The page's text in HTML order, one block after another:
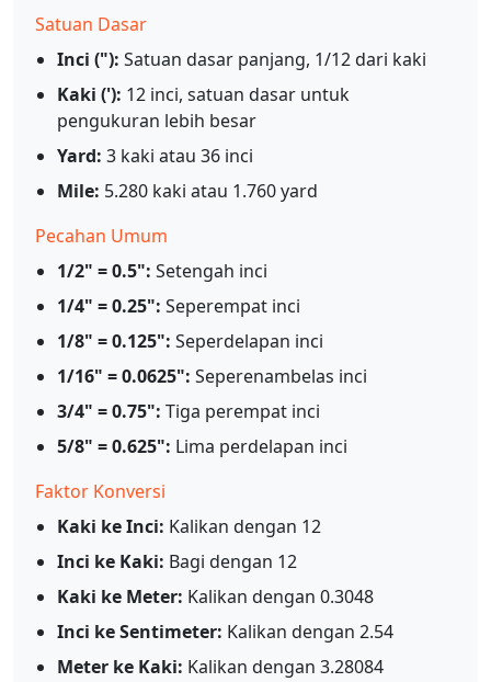
Satuan Dasar
Inci ("): Satuan dasar panjang, 1/12 dari kaki
Kaki ('): 12 inci, satuan dasar untuk
pengukuran lebih besar
Yard: 3 kaki atau 36 inci
Mile: 5.280 kaki atau 1.760 yard
Pecahan Umum
1/2" = 0.5": Setengah inci
1/4" = 0.25": Seperempat inci
1/8" = 0.125": Seperdelapan inci
1/16" = 0.0625": Seperenambelas inci
3/4" = 0.75": Tiga perempat inci
5/8" = 0.625": Lima perdelapan inci
Faktor Konversi
Kaki ke Inci: Kalikan dengan 12
Inci ke Kaki: Bagi dengan 12
Kaki ke Meter: Kalikan dengan 0.3048
Inci ke Sentimeter: Kalikan dengan 2.54
Meter ke Kaki: Kalikan dengan 3.28084